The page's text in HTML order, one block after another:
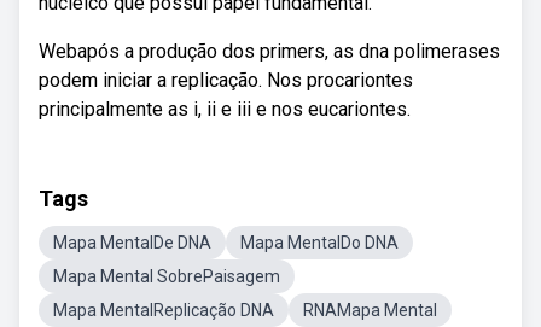
Webapós a produção dos primers, as dna polimerases
podem iniciar a replicação. Nos procariontes
principalmente as i, ii e iii e nos eucariontes.
Tags
Mapa MentalDe DNA
Mapa MentalDo DNA
Mapa Mental SobrePaisagem
Mapa MentalReplicação DNA
RNAMapa Mental